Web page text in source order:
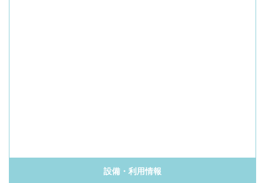
設備・利用情報